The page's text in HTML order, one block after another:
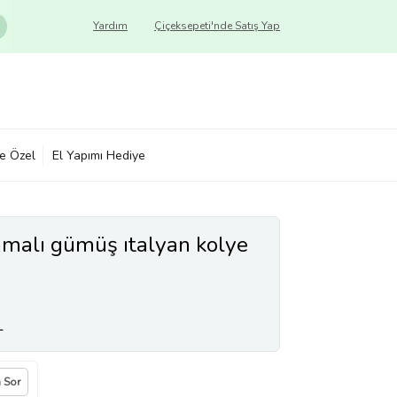
Çiçeksepeti'nde Satış Yap
Yardım
Özel El Yapımı Hediye
gümüş ıtalyan kolye
Sor